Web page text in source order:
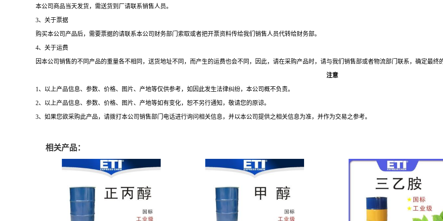
本公司商品当天发货，需送货到厂请联系销售人员。
3、关于票据
购买本公司产品后，需要票据的请联系本公司财务部门索取或者把开票资料传给我们销售人员代转给财务部。
4、关于运费
因本公司销售的不同产品的重量各不相同，送货地址不同，而产生的运费也会不同，因此，请在采购产品时，请与我们销售部或者物流部门联系，确定最终
注意
1、以上产品信息、参数、价格、图片、产地等仅供参考，如因此发生法律纠纷，本公司概不负责。
2、以上产品信息、参数、价格、图片、产地等如有变化，恕不另行通知，敬请您的原谅。
3、如果您欲采购此产品，请拨打本公司销售部门电话进行询问相关信息，并以本公司提供之相关信息为准，并作为交易之参考。
相关产品：